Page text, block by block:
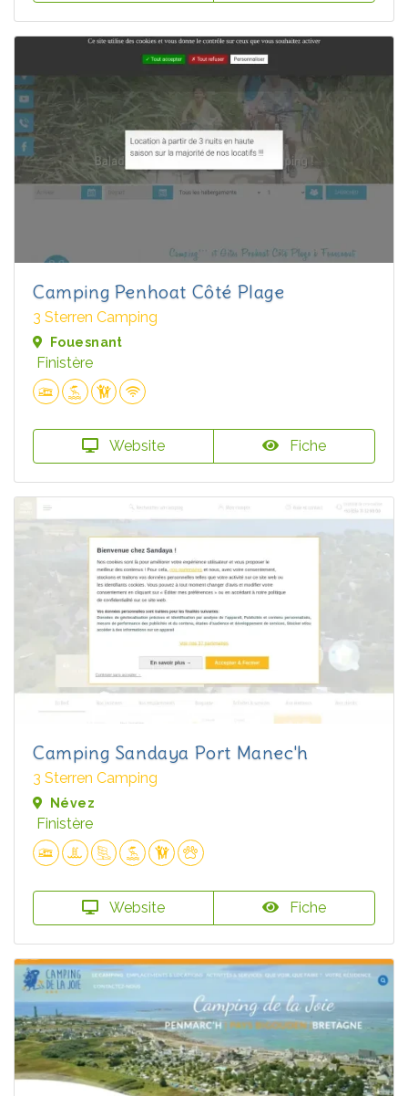
Camping Penhoat Côté Plage
3 Sterren Camping
Fouesnant
Finistère
Website Fiche
Camping Sandaya Port Manec'h
3 Sterren Camping
Névez
Finistère
Website Fiche